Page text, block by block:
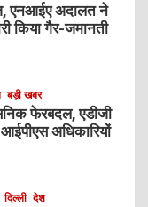
एनआईए अदालत ने
किया गैर-जमानती
बड़ी खबर
फेरबदल, एडीजी
अधिकारियों
दिल्ली देश